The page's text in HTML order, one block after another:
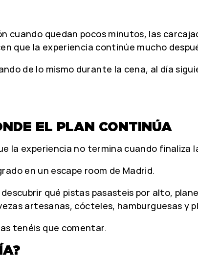
cuando quedan pocos minutos, las
que la experiencia continúe mucho
de lo mismo durante la cena, al día
EL PLAN CONTINÚA
la experiencia no termina cuando finaliza
en un escape room de Madrid.
qué pistas pasasteis por alto,
artesanas, cócteles, hamburguesas y
tenéis que comentar.